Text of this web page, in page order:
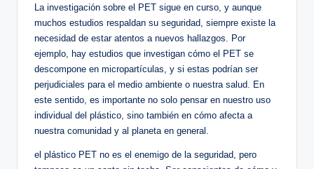
La investigación sobre ⁤el⁢ PET sigue⁤ en curso, y⁣ aunque
muchos​ estudios respaldan su seguridad, siempre existe la⁣
necesidad‌ de estar atentos a nuevos hallazgos. ⁤Por
ejemplo, hay estudios⁣ que investigan cómo el PET se⁢
descompone ⁣en micropartículas, y si estas ⁣podrían ser
⁢perjudiciales⁣ para el ⁢medio ambiente ‍o nuestra ‌salud. ⁣En‍
este sentido, es importante ⁣no solo pensar en nuestro⁤ uso
individual del ‍plástico, sino también en​ cómo afecta a⁣
nuestra comunidad y al ⁢planeta en general.
el plástico PET no es ⁢el enemigo de la seguridad,​ pero